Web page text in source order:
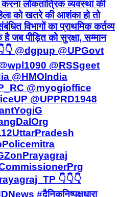
@RSSgeet
@HMOIndia
@myogioffice
@UPPRD1948
👇👇👇
#दैनिकनिष्पक्षधारा
#MissionShakti
👇👇 🟥 NDNEWS